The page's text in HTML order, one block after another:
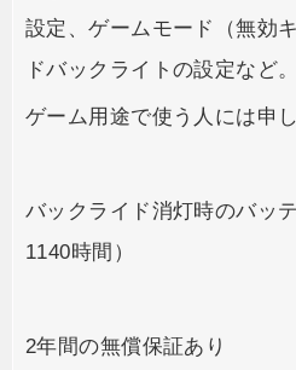
設定、ゲームモード（無効
ドバックライトの設定など。
ゲーム用途で使う人には申
バックライド消灯時のバッ
1140時間）
2年間の無償保証あり